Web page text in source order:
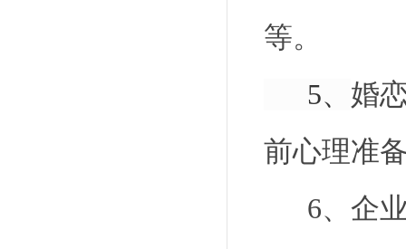
等。
5、 婚
前心理准
6、 企